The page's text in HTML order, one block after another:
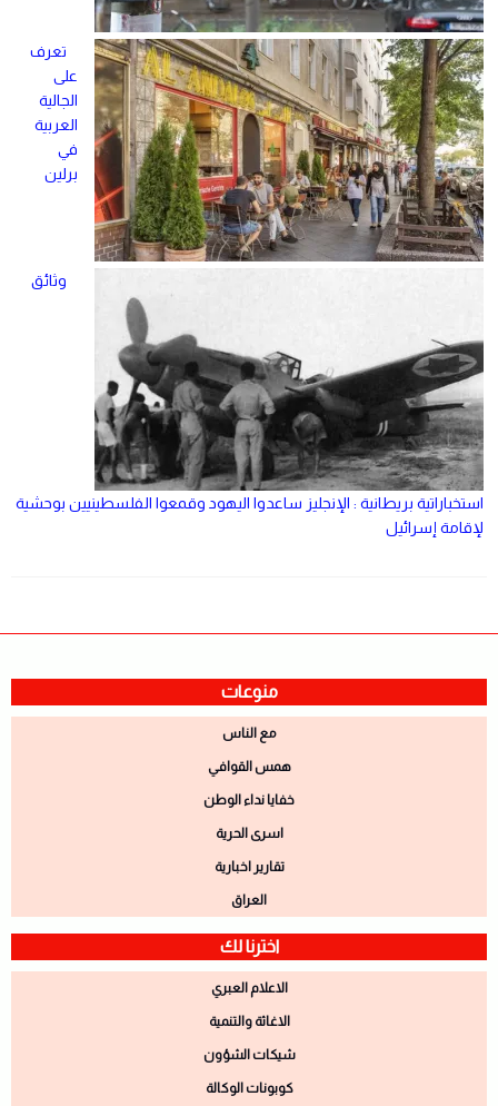
تعرف
على
الجالية
العربية
في
برلين
وثائق
استخباراتية بريطانية : الإنجليز ساعدوا اليهود وقمعوا الفلسطينيين بوحشية
لإقامة إسرائيل
منوعات
مع الناس
همس القوافي
خفايا نداء الوطن
اسرى الحرية
تقارير اخبارية
العراق
اخترنا لك
الاعلام العبري
الاغاثة والتنمية
شيكات الشؤون
كوبونات الوكالة